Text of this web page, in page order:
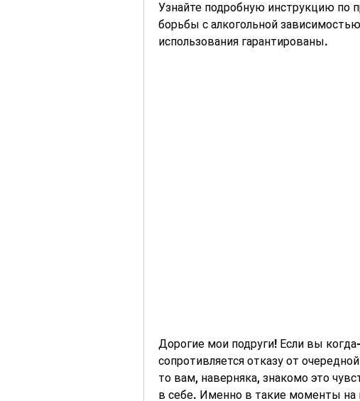
Узнайте подробную инструкцию по
борьбы с алкогольной
использования гарантированы.
Дорогие мои подруги! Если вы
сопротивляется отказу от
то вам, наверняка, знакомо это
в себе. Именно в такие моменты